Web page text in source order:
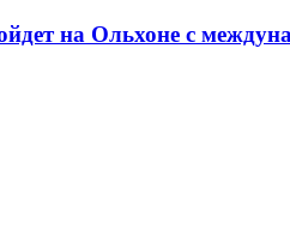
на Ольхоне с